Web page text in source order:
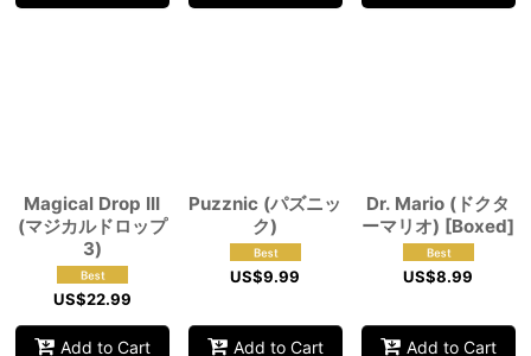
Magical Drop III
(マジカルドロップ
3)
US$22.99
Add to Cart
Puzznic (パズニッ
ク)
US$9.99
Add to Cart
Dr. Mario (ドクタ
ーマリオ) [Boxed]
US$8.99
Add to Cart